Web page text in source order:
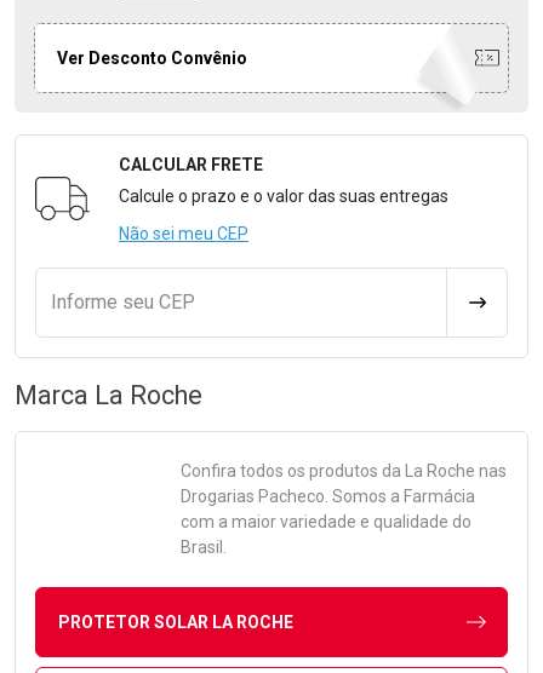
Ver Desconto Convênio
Formulário para Calcular o Frete
CALCULAR FRETE
Calcule o prazo e o valor das suas entregas
Não sei meu CEP
Informe seu CEP
Marca La Roche
Confira todos os produtos da La Roche nas
Drogarias Pacheco. Somos a Farmácia
com a maior variedade e qualidade do
Brasil.
PROTETOR SOLAR LA ROCHE